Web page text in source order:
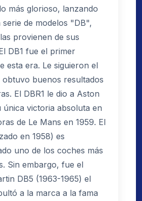
más glorioso, lanzando
serie de modelos "DB",
provienen de sus
DB1 fue el primer
esta era. Le siguieron el
obtuvo buenos resultados
El DBR1 le dio a Aston
única victoria absoluta en
de Le Mans en 1959. El
en 1958) es
uno de los coches más
Sin embargo, fue el
DB5 (1963-1965) el
a la marca a la fama